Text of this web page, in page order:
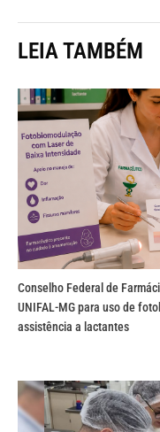
LEIA TAMBÉM
Conselho Federal de
UNIFAL-MG para uso de
assistência a lactantes